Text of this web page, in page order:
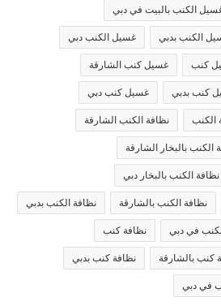
الكنب بالبيت في دبي
الكنب بدبي غسيل الكنب دبي
كنب غسيل كنب الشارقة
كنب بدبي غسيل كنب دبي
الكنب نظافة الكنب الشارقة
الكنب بالبخار الشارقة
نظافة الكنب بالبخار دبي
نظافة الكنب بالشارقة نظافة الكنب بدبي
في دبي نظافة كنب
كنب بالشارقة نظافة كنب بدبي
في دبي